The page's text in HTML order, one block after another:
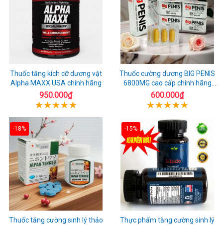
Thuốc tăng kích cỡ dương vật
Alpha MAXX USA chính hãng
950.000₫
Thuốc cường dương BIG PENIS
6800MG cao cấp chính hãng
USA
600.000₫
-18%
Thuốc tăng cường sinh lý thảo
-15%
Thực phẩm tăng cường sinh lý